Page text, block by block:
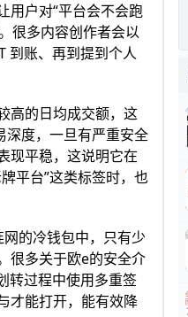
用户对“平台会不会跑
很多内容创作者会以
到账、再到提到个人
高的日均成交额，这
深度，一旦有严重安全
现平稳，这说明它在
平台”这类标签时，也
的冷钱包中，只有少
很多关于欧e的安全介
转过程中使用多重签
才能打开，能有效降